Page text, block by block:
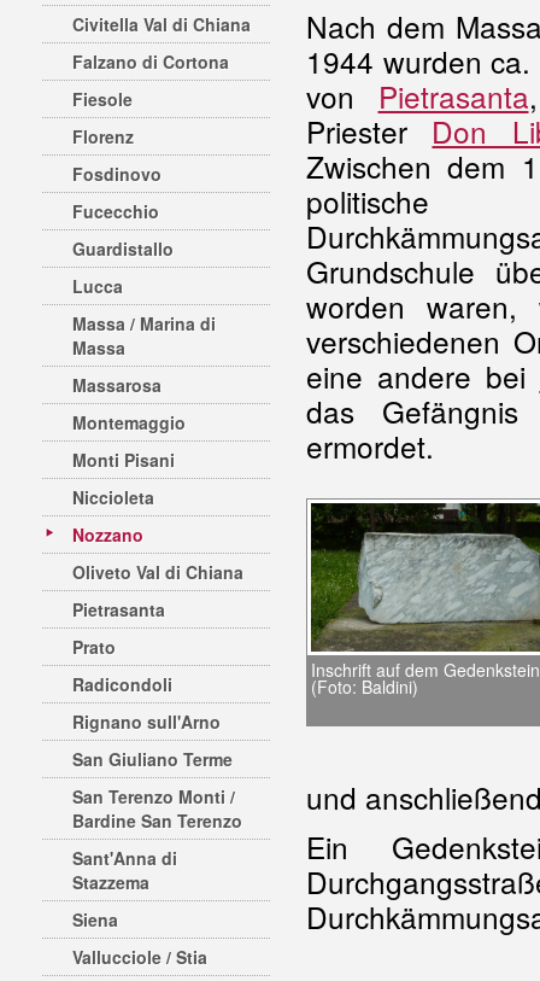
Civitella Val di Chiana
Falzano di Cortona
Fiesole
Florenz
Fosdinovo
Fucecchio
Guardistallo
Lucca
Massa / Marina di
Massa
Massarosa
Montemaggio
Monti Pisani
Niccioleta
Nozzano
Oliveto Val di Chiana
Pietrasanta
Prato
Radicondoli
Rignano sull'Arno
San Giuliano Terme
San Terenzo Monti /
Bardine San Terenzo
Sant'Anna di
Stazzema
Siena
Vallucciole / Stia
Nach dem
1944 wurden
von Pietrasanta
Priester Don
Zwischen dem
politische
Grundschule
worden
verschiedenen
eine andere bei
das
ermordet.
Inschrift auf dem Gedenkstein
(Foto: Baldini)
und
Ein